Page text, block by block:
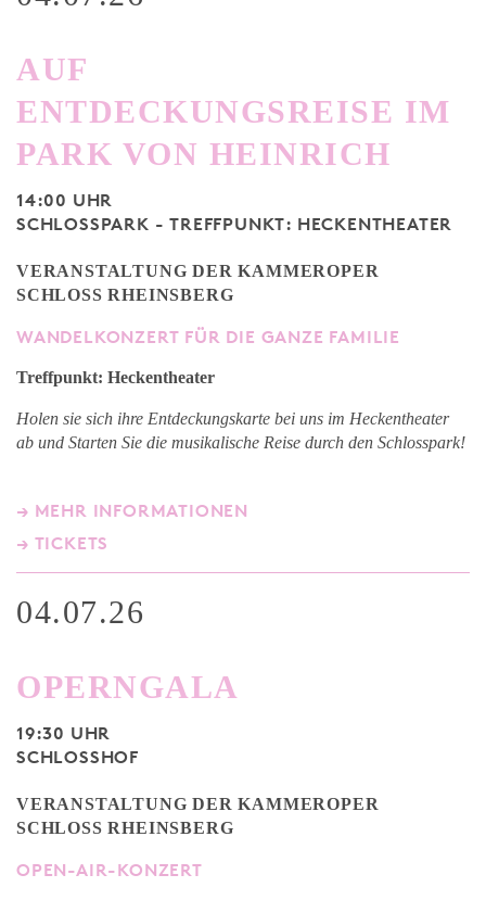
AUF
ENTDECKUNGSREISE IM
PARK VON HEINRICH
14:00 UHR
SCHLOSSPARK - TREFFPUNKT: HECKENTHEATER
VERANSTALTUNG DER KAMMEROPER
SCHLOSS RHEINSBERG
WANDELKONZERT FÜR DIE GANZE FAMILIE
Treffpunkt: Heckentheater
Holen sie sich ihre Entdeckungskarte bei uns im Heckentheater
ab und Starten Sie die musikalische Reise durch den Schlosspark!
→ MEHR INFORMATIONEN
→ TICKETS
04.07.26
OPERNGALA
19:30 UHR
SCHLOSSHOF
VERANSTALTUNG DER KAMMEROPER
SCHLOSS RHEINSBERG
OPEN-AIR-KONZERT